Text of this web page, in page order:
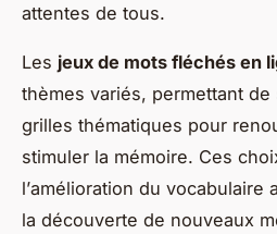
attentes de tous.
Les jeux de mots fléchés en
thèmes variés, permettant
grilles thématiques pour
stimuler la mémoire. Ces
l’amélioration du vocabulaire
la découverte de nouveaux